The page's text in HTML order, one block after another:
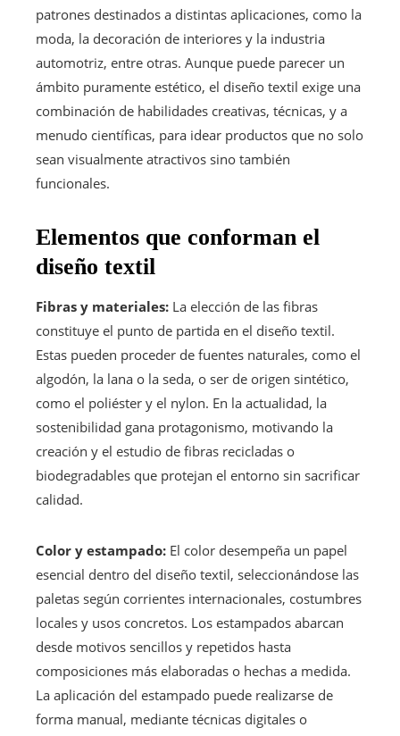
patrones destinados a distintas aplicaciones, como la
moda, la decoración de interiores y la industria
automotriz, entre otras. Aunque puede parecer un
ámbito puramente estético, el diseño textil exige una
combinación de habilidades creativas, técnicas, y a
menudo científicas, para idear productos que no solo
sean visualmente atractivos sino también
funcionales.
Elementos que conforman el
diseño textil
Fibras y materiales: La elección de las fibras
constituye el punto de partida en el diseño textil.
Estas pueden proceder de fuentes naturales, como el
algodón, la lana o la seda, o ser de origen sintético,
como el poliéster y el nylon. En la actualidad, la
sostenibilidad gana protagonismo, motivando la
creación y el estudio de fibras recicladas o
biodegradables que protejan el entorno sin sacrificar
calidad.
Color y estampado: El color desempeña un papel
esencial dentro del diseño textil, seleccionándose las
paletas según corrientes internacionales, costumbres
locales y usos concretos. Los estampados abarcan
desde motivos sencillos y repetidos hasta
composiciones más elaboradas o hechas a medida.
La aplicación del estampado puede realizarse de
forma manual, mediante técnicas digitales o